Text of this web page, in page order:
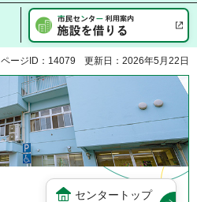
ページID：14079 更新日：2026年5月22日
センタートップ